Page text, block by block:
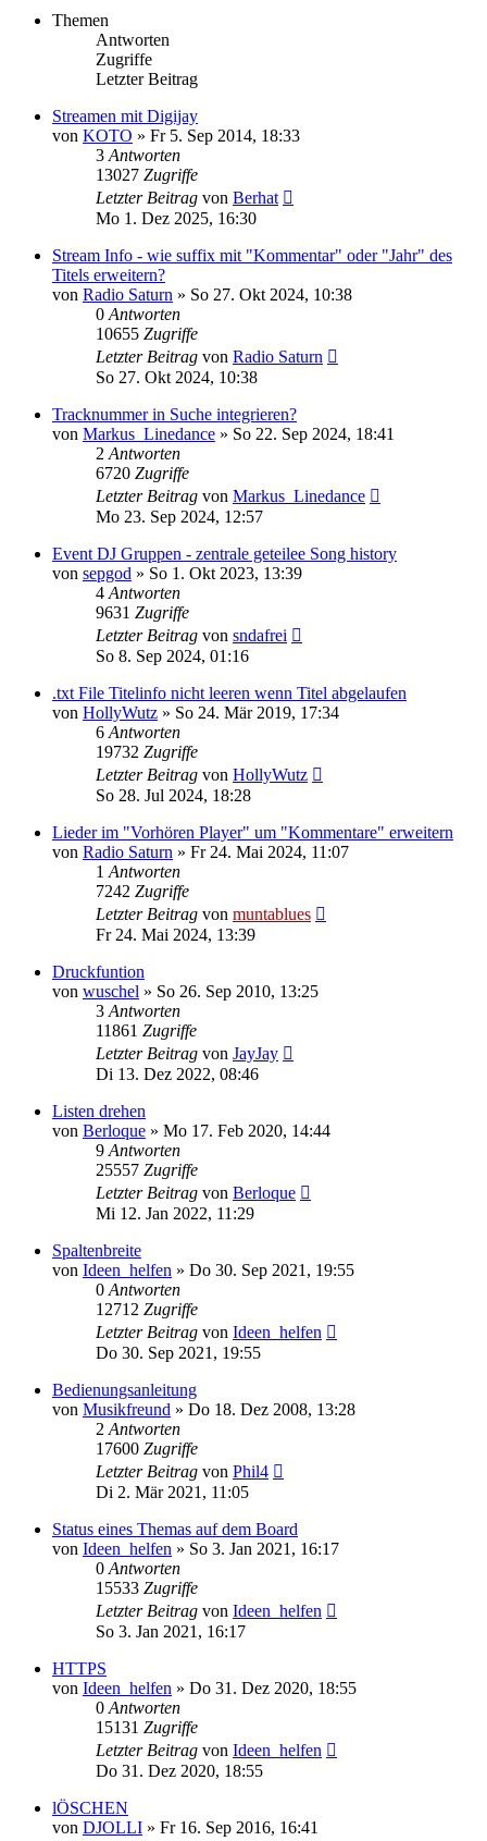
Themen
Antworten
Zugriffe
Letzter Beitrag
Streamen mit Digijay
von KOTO » Fr 5. Sep 2014, 18:33
3 Antworten
13027 Zugriffe
Letzter Beitrag von Berhat
Mo 1. Dez 2025, 16:30
Stream Info - wie suffix mit "Kommentar" oder "Jahr" des
Titels erweitern?
von Radio Saturn » So 27. Okt 2024, 10:38
0 Antworten
10655 Zugriffe
Letzter Beitrag von Radio Saturn
So 27. Okt 2024, 10:38
Tracknummer in Suche integrieren?
von Markus_Linedance » So 22. Sep 2024, 18:41
2 Antworten
6720 Zugriffe
Letzter Beitrag von Markus_Linedance
Mo 23. Sep 2024, 12:57
Event DJ Gruppen - zentrale geteilee Song history
von sepgod » So 1. Okt 2023, 13:39
4 Antworten
9631 Zugriffe
Letzter Beitrag von sndafrei
So 8. Sep 2024, 01:16
.txt File Titelinfo nicht leeren wenn Titel abgelaufen
von HollyWutz » So 24. Mär 2019, 17:34
6 Antworten
19732 Zugriffe
Letzter Beitrag von HollyWutz
So 28. Jul 2024, 18:28
Lieder im "Vorhören Player" um "Kommentare" erweitern
von Radio Saturn » Fr 24. Mai 2024, 11:07
1 Antworten
7242 Zugriffe
Letzter Beitrag von muntablues
Fr 24. Mai 2024, 13:39
Druckfuntion
von wuschel » So 26. Sep 2010, 13:25
3 Antworten
11861 Zugriffe
Letzter Beitrag von JayJay
Di 13. Dez 2022, 08:46
Listen drehen
von Berloque » Mo 17. Feb 2020, 14:44
9 Antworten
25557 Zugriffe
Letzter Beitrag von Berloque
Mi 12. Jan 2022, 11:29
Spaltenbreite
von Ideen_helfen » Do 30. Sep 2021, 19:55
0 Antworten
12712 Zugriffe
Letzter Beitrag von Ideen_helfen
Do 30. Sep 2021, 19:55
Bedienungsanleitung
von Musikfreund » Do 18. Dez 2008, 13:28
2 Antworten
17600 Zugriffe
Letzter Beitrag von Phil4
Di 2. Mär 2021, 11:05
Status eines Themas auf dem Board
von Ideen_helfen » So 3. Jan 2021, 16:17
0 Antworten
15533 Zugriffe
Letzter Beitrag von Ideen_helfen
So 3. Jan 2021, 16:17
HTTPS
von Ideen_helfen » Do 31. Dez 2020, 18:55
0 Antworten
15131 Zugriffe
Letzter Beitrag von Ideen_helfen
Do 31. Dez 2020, 18:55
lÖSCHEN
von DJOLLI » Fr 16. Sep 2016, 16:41